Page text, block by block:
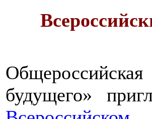
будущего»